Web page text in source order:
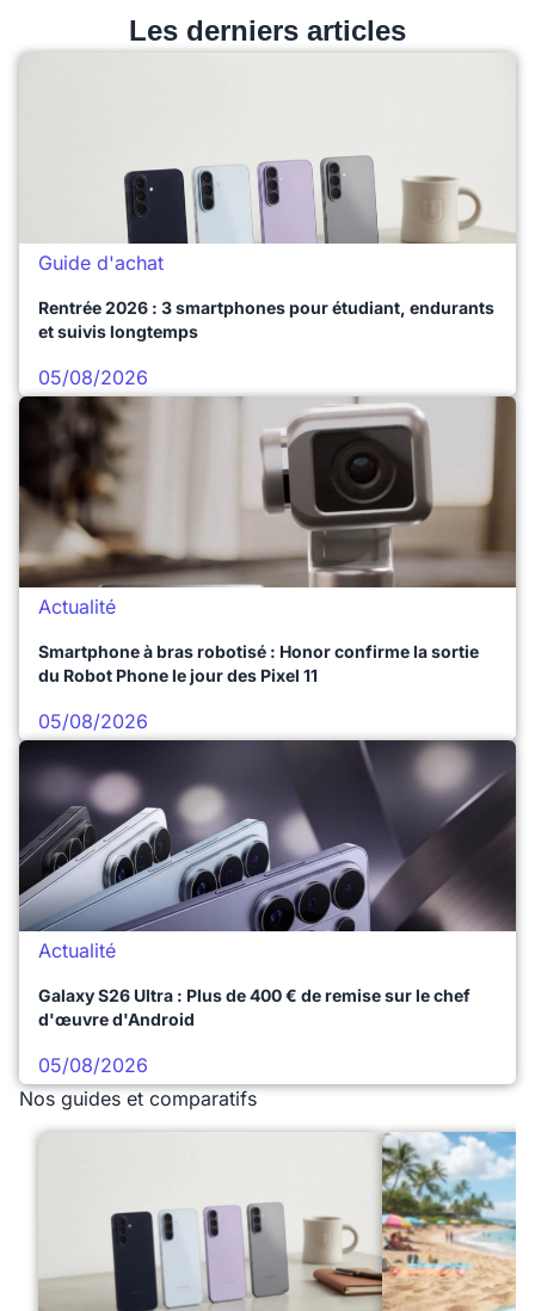
Les derniers articles
Guide d'achat
Rentrée 2026 : 3 smartphones pour étudiant, endurants
et suivis longtemps
05/08/2026
Actualité
Smartphone à bras robotisé : Honor confirme la sortie
du Robot Phone le jour des Pixel 11
05/08/2026
Actualité
Galaxy S26 Ultra : Plus de 400 € de remise sur le chef
d'œuvre d'Android
05/08/2026
Nos guides et comparatifs